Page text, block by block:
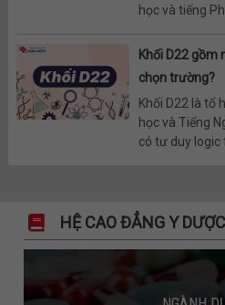
học và tiếng
Khối D22 gồm
chọn trường?
Khối D22 là tổ
học và Tiếng
có tư duy logic
HỆ CAO ĐẲNG Y